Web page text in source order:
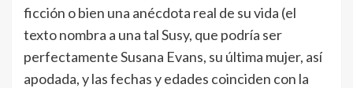
ficción o bien una anécdota real de su vida (el
texto nombra a una tal Susy, que podría ser
perfectamente Susana Evans, su última mujer, así
apodada, y las fechas y edades coinciden con la